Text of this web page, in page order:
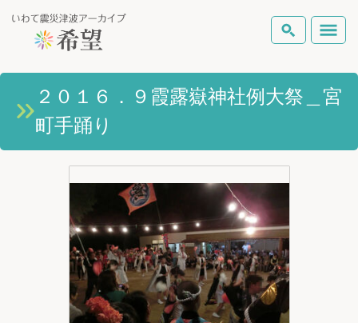
いわて震災津波アーカイブとは
岩手県の被害状況
ピックアップコンテンツ
Foreign Laguage
検索
２０１６．９霞露嶽神社例大祭＿宮
町手踊り